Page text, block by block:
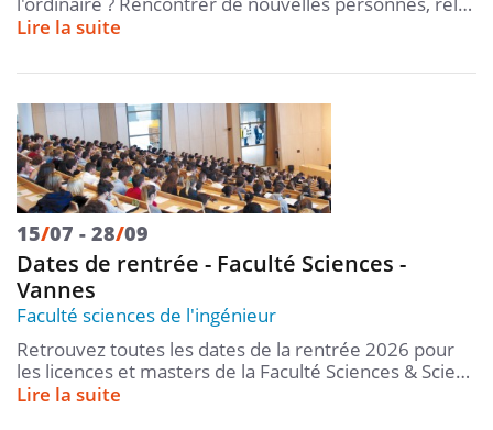
Lire la suite
15/07 28/09
Dates de rentrée - Faculté Sciences -
Vannes
Faculté sciences de l'ingénieur
Retrouvez toutes les dates de la rentrée 2026 pour
les licences et masters de la Faculté Sciences & Scie…
Lire la suite